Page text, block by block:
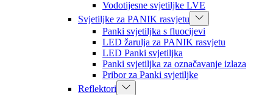
Vodotijesne svjetiljke LVE
Svjetiljke za PANIK rasvjetu
Panki svjetiljka s fluocijevi
LED žarulja za PANIK rasvjetu
LED Panki svjetiljka
Panki svjetiljka za označavanje izlaza
Pribor za Panki svjetiljke
Reflektori